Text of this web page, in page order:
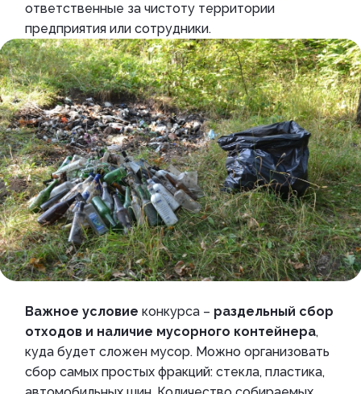
ответственные за чистоту территории
предприятия или сотрудники.
Важное условие конкурса – раздельный сбор
отходов и наличие мусорного контейнера,
куда будет сложен мусор. Можно организовать
сбор самых простых фракций: стекла, пластика,